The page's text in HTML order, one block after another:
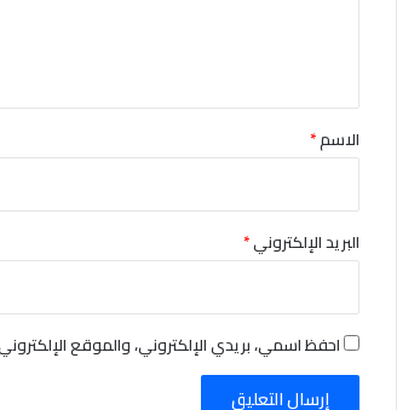
*الاسم*
البريد الإلكتروني*
احفظ اسمي، بريدي الإلكتروني، والموقع